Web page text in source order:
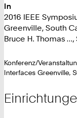
In
2016 IEEE
Greenville, South
Bruce H. Thomas
Konferenz/
Interfaces Greenville,